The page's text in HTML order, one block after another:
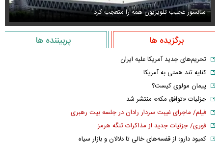
سانسور عجیب تلویزیون همه را متعجب کرد
برگزیده ها پربیننده ها
تحریم‌های جدید آمریکا علیه ایران
کنایه تند همتی به آمریکا
پیمان مولوی کیست؟
جزئیات «توافق مکه» منتشر شد
فیلم/ ماجرای غیبت سردار رادان در جلسه بیت رهبری
فوری/ جزئیات جدید از مذاکرات تنگه هرمز
کمبود دارو؛ از قفسه‌های خالی تا دلالان و بازار سیاه